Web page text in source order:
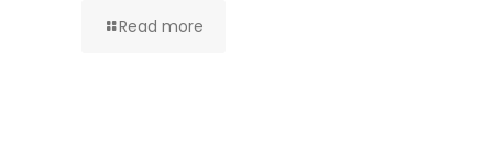
Read more